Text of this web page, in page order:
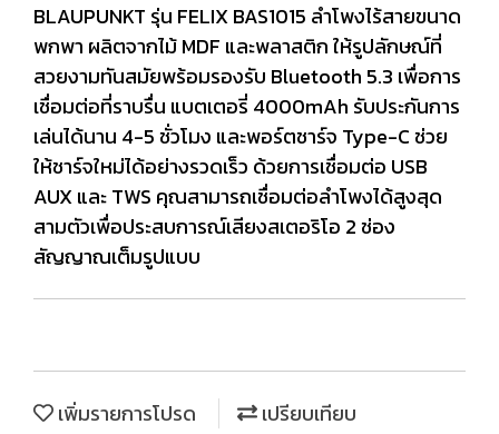
BLAUPUNKT รุ่น FELIX BAS1015 ลำโพงไร้สายขนาด
พกพา ผลิตจากไม้ MDF และพลาสติก ให้รูปลักษณ์ที่
สวยงามทันสมัยพร้อมรองรับ Bluetooth 5.3 เพื่อการ
เชื่อมต่อที่ราบรื่น แบตเตอรี่ 4000mAh รับประกันการ
เล่นได้นาน 4-5 ชั่วโมง และพอร์ตชาร์จ Type-C ช่วย
ให้ชาร์จใหม่ได้อย่างรวดเร็ว ด้วยการเชื่อมต่อ USB
AUX และ TWS คุณสามารถเชื่อมต่อลำโพงได้สูงสุด
สามตัวเพื่อประสบการณ์เสียงสเตอริโอ 2 ช่อง
สัญญาณเต็มรูปแบบ
เพิ่มรายการโปรด
เปรียบเทียบ